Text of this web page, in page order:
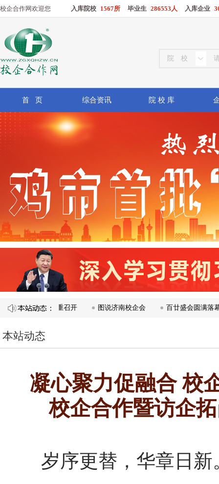
校企合作网欢迎您 入库院校 1567所 毕业生 286553人 入库企业
首 页 综合资讯 院 校 库
南昌隆重召开​ 图说济南校企会 百廿盛会圆满落幕 谱写
本站动态
凝心聚力促融合 校
校企合作暨访企
岁序更替，华章日新